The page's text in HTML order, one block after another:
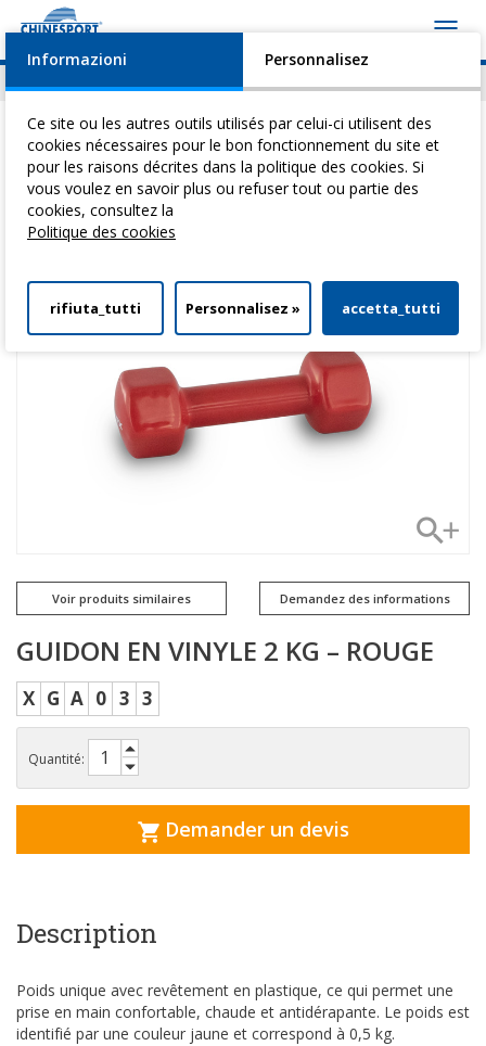
Actualités Evénements Video Download
Vous êtes ici: Home>Reeducation Active>HaltèRes > Guidon En Vinyle
2 Kg – Rouge
Voir produits similaires Demandez des informations
GUIDON EN VINYLE 2 KG – ROUGE
X G A 0 3 3
Quantité:
Demander un devis
Description
Poids unique avec revêtement en plastique, ce qui permet une
prise en main confortable, chaude et antidérapante. Le poids est
identifié par une couleur jaune et correspond à 0,5 kg.
Informazioni Personnalisez
Ce site ou les autres outils utilisés par celui-ci utilisent des
cookies nécessaires pour le bon fonctionnement du site et
pour les raisons décrites dans la politique des cookies. Si
vous voulez en savoir plus ou refuser tout ou partie des
cookies, consultez la
Politique des cookies
rifiuta_tutti Personnalisez » accetta_tutti